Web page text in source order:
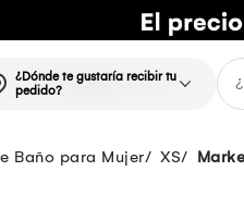
¿Dónde te gustaría recibir tu
pedido?
Baño para Mujer XS